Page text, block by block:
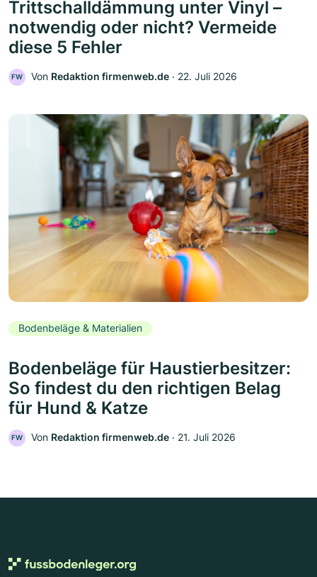
Trittschalldämmung unter Vinyl –
notwendig oder nicht? Vermeide
diese 5 Fehler
FW Von Redaktion firmenweb.de ‧ 22. Juli 2026
Bodenbeläge & Materialien
Bodenbeläge für Haustierbesitzer:
So findest du den richtigen Belag
für Hund & Katze
FW Von Redaktion firmenweb.de ‧ 21. Juli 2026